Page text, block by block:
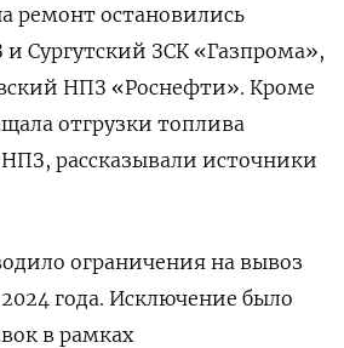
ремонт остановились
и Сургутский ЗСК «Газпрома»,
НПЗ «Роснефти». Кроме
отгрузки топлива
НПЗ, рассказывали источники
ограничения на вывоз
года. Исключение было
в рамках